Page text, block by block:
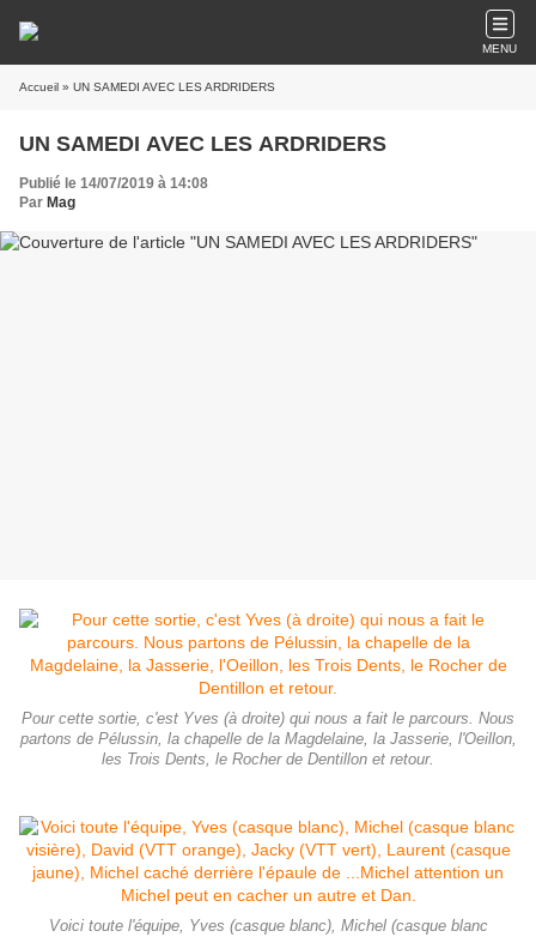
MENU
Accueil » UN SAMEDI AVEC LES ARDRIDERS
UN SAMEDI AVEC LES ARDRIDERS
Publié le 14/07/2019 à 14:08
Par Mag
Pour cette sortie, c'est Yves (à droite) qui nous a fait le parcours. Nous
partons de Pélussin, la chapelle de la Magdelaine, la Jasserie, l'Oeillon,
les Trois Dents, le Rocher de Dentillon et retour.
Voici toute l'équipe, Yves (casque blanc), Michel (casque blanc